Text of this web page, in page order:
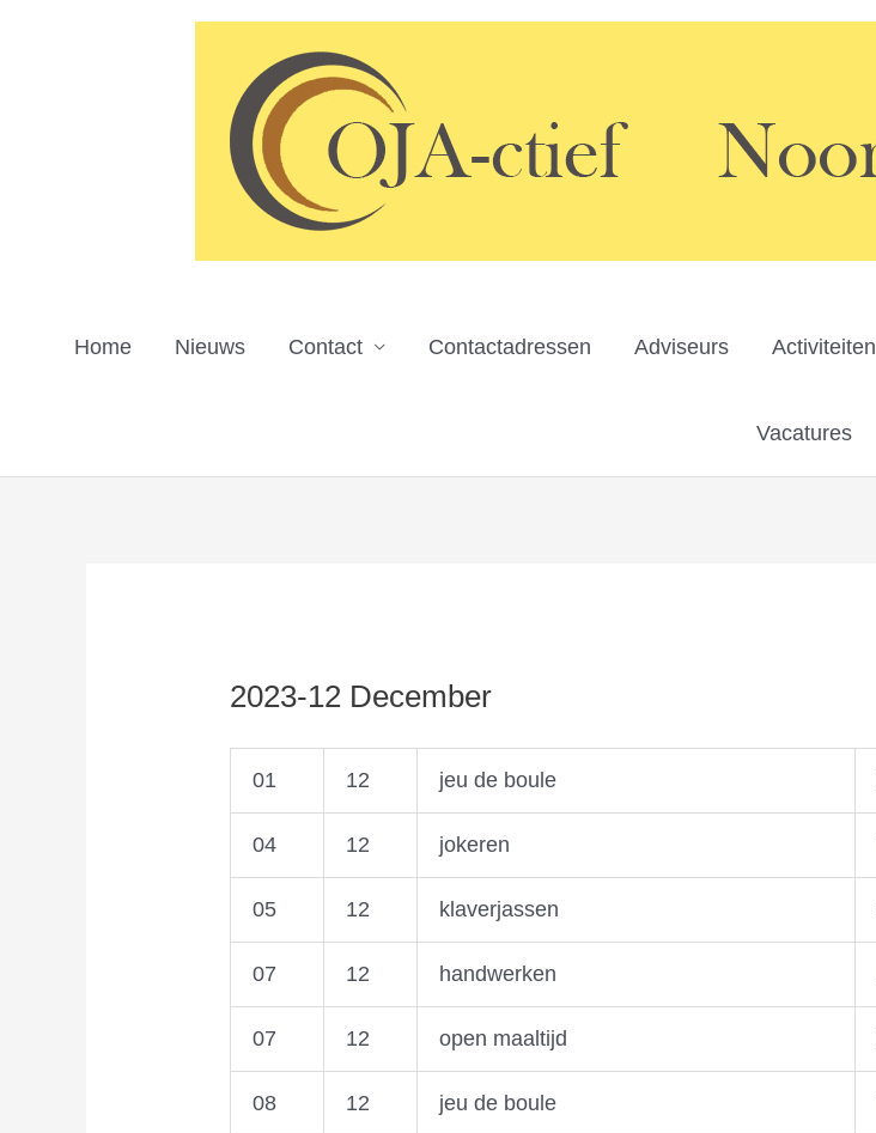
Home Nieuws Contact Contactadressen Adviseurs Activiteiten
Vacatures
2023-12 December
01 12 jeu de boule
04 12 jokeren
05 12 klaverjassen
07 12 handwerken
07 12 open maaltijd
08 12 jeu de boule